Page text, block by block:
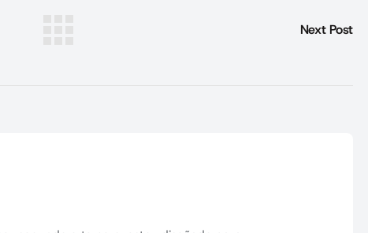
Next Post